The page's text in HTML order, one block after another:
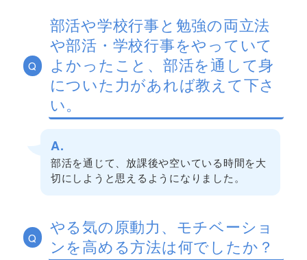
Q
部活や学校行事と勉強の両立法
や部活・学校行事をやっていて
よかったこと、部活を通して身
についた力があれば教えて下さ
い。
A.
部活を通じて、放課後や空いている時間を大
切にしようと思えるようになりました。
Q
やる気の原動力、モチベーショ
ンを高める方法は何でしたか？